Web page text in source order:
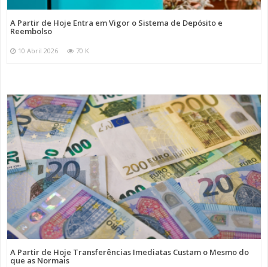
A Partir de Hoje Entra em Vigor o Sistema de Depósito e
Reembolso
10 Abril 2026 70 K
A Partir de Hoje Transferências Imediatas Custam o Mesmo do
que as Normais